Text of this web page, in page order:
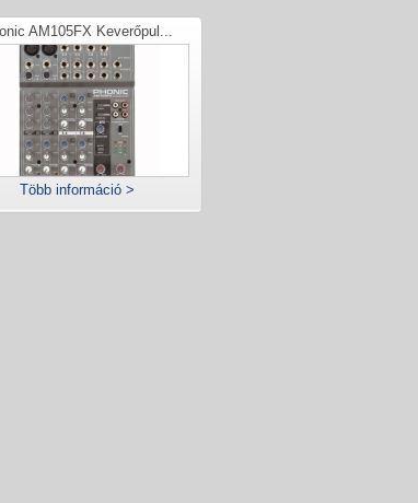
AM105FX Keverőpul...
Több információ >